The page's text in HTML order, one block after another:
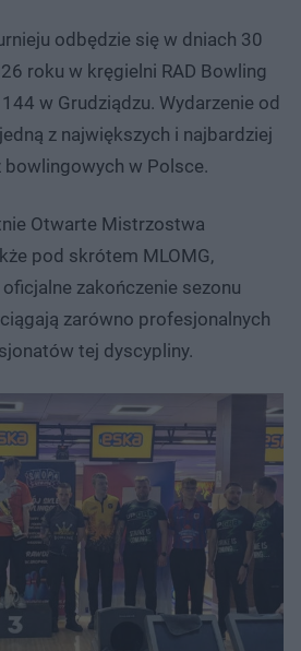
odbędzie się w dniach 30
roku w kręgielni RAD Bowling
w Grudziądzu. Wydarzenie od
z największych i najbardziej
w Polsce.
Otwarte Mistrzostwa
pod skrótem MLOMG,
zakończenie sezonu
zarówno profesjonalnych
tej dyscypliny.